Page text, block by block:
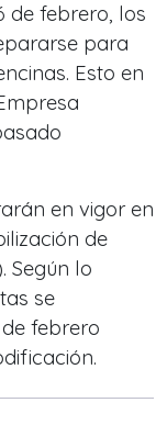
de febrero, los
para
Esto en
en vigor en
de
Según lo
se
febrero